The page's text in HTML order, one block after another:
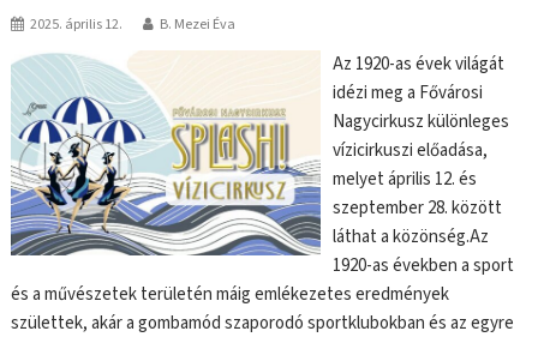
2025. április 12. B. Mezei Éva
Az 1920-as évek világát
idézi meg a Fővárosi
Nagycirkusz különleges
vízicirkuszi előadása,
melyet április 12. és
szeptember 28. között
láthat a közönség.Az
1920-as években a sport
és a művészetek területén máig emlékezetes eredmények
születtek, akár a gombamód szaporodó sportklubokban és az egyre